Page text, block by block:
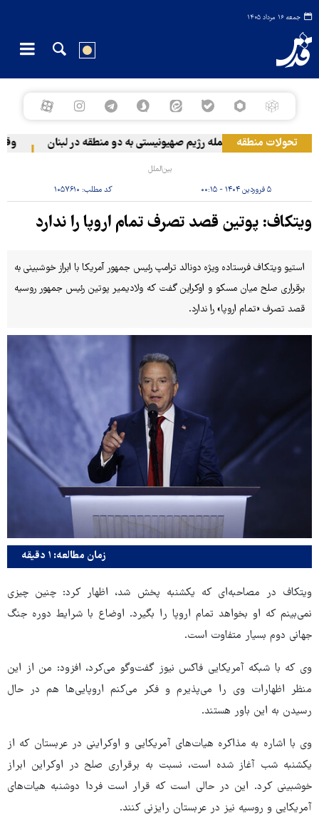
جمعه ۱۶ مرداد ۱۴۰۵
تحولات منطقهحمله رژیم صهیونیستی به دو منطقه در لبنان
بین‌الملل
۵ فروردین ۱۴۰۴ - ۰۰:۱۵ کد مطلب: ۱۰۵۷۶۱۰
ویتکاف: پوتین قصد تصرف تمام اروپا را ندارد
استیو ویتکاف فرستاده ویژه دونالد ترامپ رئیس جمهور آمریکا با ابراز خوشبینی به
برقراری صلح میان مسکو و اوکراین گفت که ولادیمیر پوتین رئیس جمهور روسیه
قصد تصرف «تمام اروپا» را ندارد.
زمان مطالعه: ۱ دقیقه
ویتکاف در مصاحبه‌ای که یکشنبه پخش شد، اظهار کرد: چنین چیزی
نمی‌بینم که او بخواهد تمام اروپا را بگیرد. اوضاع با شرایط دوره جنگ
جهانی دوم بسیار متفاوت است.
وی که با شبکه آمریکایی فاکس نیوز گفت‌وگو می‌کرد، افزود: من از این
منظر اظهارات وی را می‌پذیرم و فکر می‌کنم اروپایی‌ها هم در حال
رسیدن به این باور هستند.
وی با اشاره به مذاکره هیات‌های آمریکایی و اوکراینی در عربستان که از
یکشنبه شب آغاز شده است، نسبت به برقراری صلح در اوکراین ابراز
خوشبینی کرد. این در حالی است که قرار است فردا دوشنبه هیات‌های
آمریکایی و روسیه نیز در عربستان رایزنی کنند.